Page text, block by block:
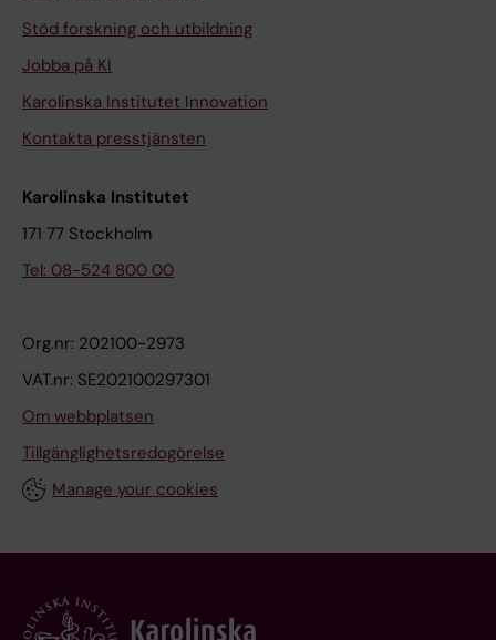
Stöd forskning och utbildning
Jobba på KI
Karolinska Institutet Innovation
Kontakta presstjänsten
Karolinska Institutet
171 77 Stockholm
Tel: 08-524 800 00
Org.nr: 202100-2973
VAT.nr: SE202100297301
Om webbplatsen
Tillgänglighetsredogörelse
Manage your cookies